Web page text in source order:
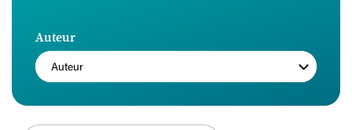
Auteur
Auteur